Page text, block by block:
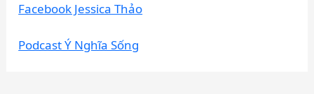
Facebook Jessica Thảo
Podcast Ý Nghĩa Sống